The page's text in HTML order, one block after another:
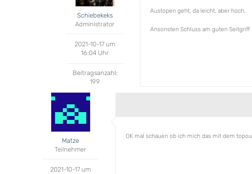
Schiebekeks
Administrator
2021-10-17 um
16:04 Uhr
Beitragsanzahl:
199
Austopen geht, da leicht, aber hoch.
Ansonsten Schluss am guten Seitgriff
Matze
Teilnehmer
2021-10-17 um
OK mal schauen ob ich mich das mit dem